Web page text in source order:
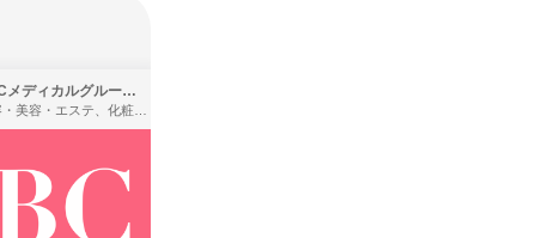
SBCメディカルグループ株式会社